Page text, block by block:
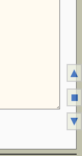
▲
■
▼